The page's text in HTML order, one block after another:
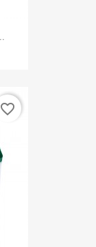
favorite_border